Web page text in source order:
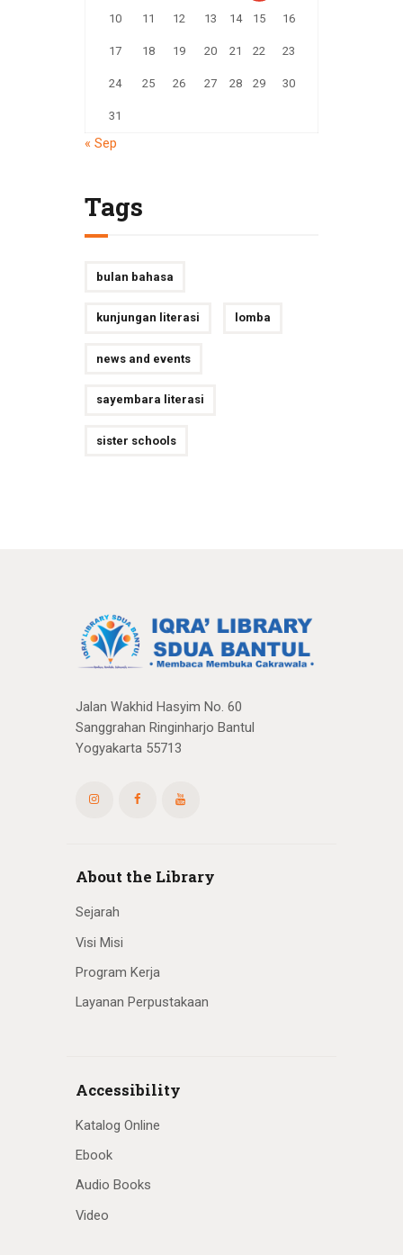
10 11 12 13 14 15 16
17 18 19 20 21 22 23
24 25 26 27 28 29 30
31
« Sep
Tags
bulan bahasa
kunjungan literasi lomba
news and events
sayembara literasi
sister schools
Jalan Wakhid Hasyim No. 60
Sanggrahan Ringinharjo Bantul
Yogyakarta 55713
About the Library
Sejarah
Visi Misi
Program Kerja
Layanan Perpustakaan
Accessibility
Katalog Online
Ebook
Audio Books
Video